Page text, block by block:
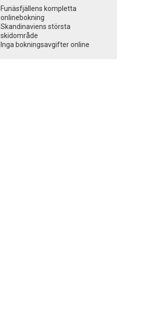
Funäsfjällens kompletta
onlinebokning
Skandinaviens största
skidområde
Inga bokningsavgifter online